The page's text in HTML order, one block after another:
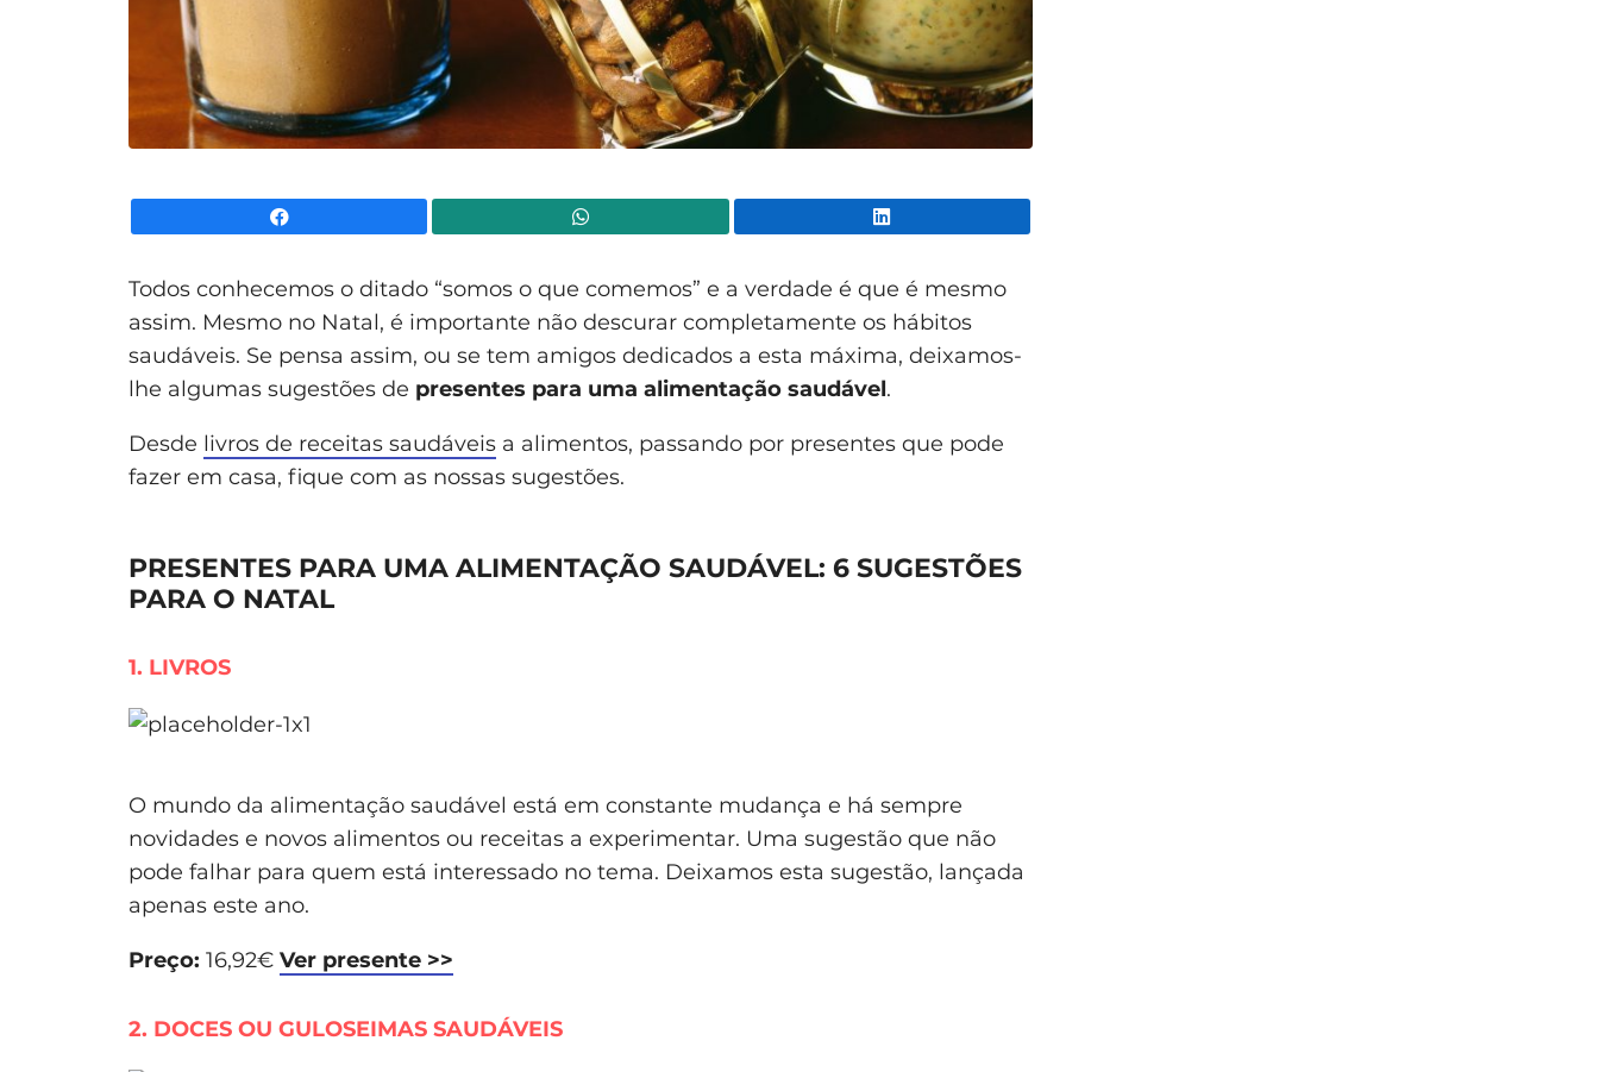
Todos conhecemos o ditado “somos o que comemos” e a verdade é que é mesmo
assim. Mesmo no Natal, é importante não descurar completamente os hábitos
saudáveis. Se pensa assim, ou se tem amigos dedicados a esta máxima, deixamos-
lhe algumas sugestões de presentes para uma alimentação saudável.
Desde livros de receitas saudáveis a alimentos, passando por presentes que pode
fazer em casa, fique com as nossas sugestões.
PRESENTES PARA UMA ALIMENTAÇÃO SAUDÁVEL: 6 SUGESTÕES
PARA O NATAL
1. LIVROS
O mundo da alimentação saudável está em constante mudança e há sempre
novidades e novos alimentos ou receitas a experimentar. Uma sugestão que não
pode falhar para quem está interessado no tema. Deixamos esta sugestão, lançada
apenas este ano.
Preço: 16,92€ Ver presente >>
2. DOCES OU GULOSEIMAS SAUDÁVEIS